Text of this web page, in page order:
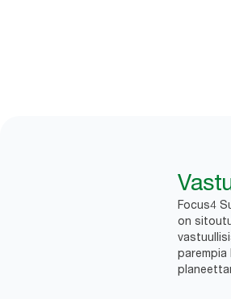
Focus4
on
parempia